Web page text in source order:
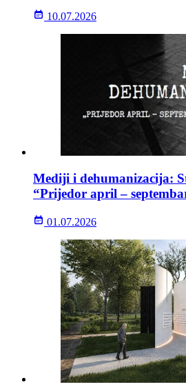
10.07.2026
Mediji i dehumanizacija:
“Prijedor april –
01.07.2026